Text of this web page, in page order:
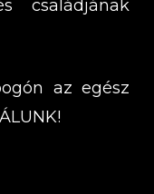
családjának
az egész